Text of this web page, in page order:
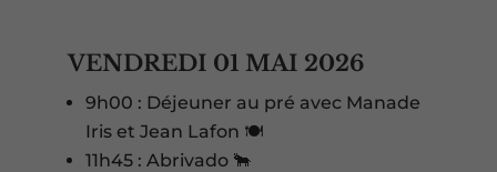
VENDREDI 01 MAI 2026
9h00 : Déjeuner au pré avec Manade
Iris et Jean Lafon 🍽️
11h45 : Abrivado 🐂